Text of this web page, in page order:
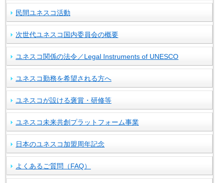
民間ユネスコ活動
次世代ユネスコ国内委員会の概要
ユネスコ関係の法令／Legal Instruments of UNESCO
ユネスコ勤務を希望される方へ
ユネスコが設ける褒賞・研修等
ユネスコ未来共創プラットフォーム事業
日本のユネスコ加盟周年記念
よくあるご質問（FAQ）